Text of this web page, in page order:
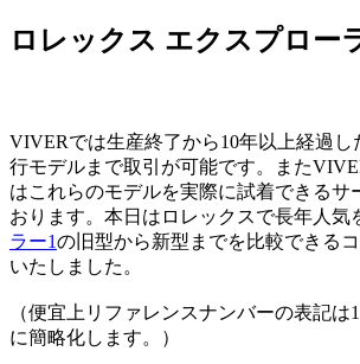
ロレックス エクスプロー
VIVERでは生産終了から10年以上経過し
行モデルまで取引が可能です。また
はこれらのモデルを実際に試着できるサ
おります。本日はロレックスで長年人気
ラー1の旧型から新型までを比較できる
いたしました。
（便宜上リファレンスナンバーの表記は
に簡略化します。）